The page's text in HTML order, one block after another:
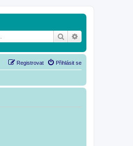
Hledat
Přihlásit se
Registrovat